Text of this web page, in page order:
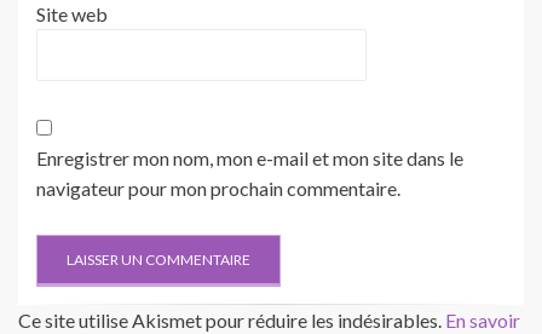
Site web
Enregistrer mon nom, mon e-mail et mon site dans le
navigateur pour mon prochain commentaire.
Ce site utilise Akismet pour réduire les indésirables. En savoir